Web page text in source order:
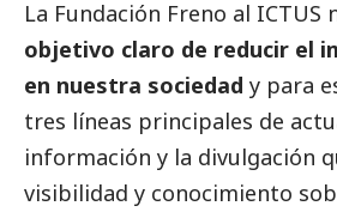
La Fundación Freno al ICTUS
objetivo claro de reducir el
en nuestra sociedad y para
tres líneas principales de
información y la divulgación
visibilidad y conocimiento